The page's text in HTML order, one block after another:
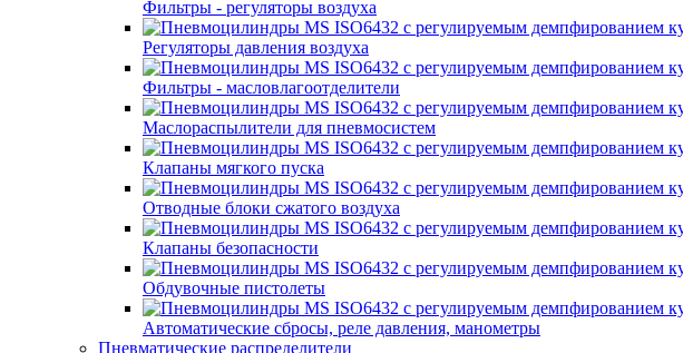
Фильтры - регуляторы воздуха
Регуляторы давления воздуха
Фильтры - масловлагоотделители
Маслораспылители для пневмосистем
Клапаны мягкого пуска
Отводные блоки сжатого воздуха
Клапаны безопасности
Обдувочные пистолеты
Автоматические сбросы, реле давления, манометры
Пневматические распределители